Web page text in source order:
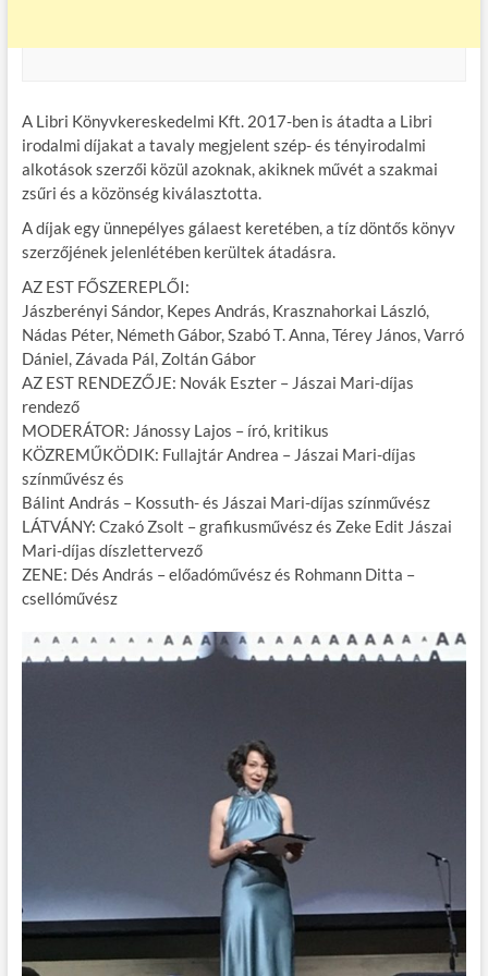
A Libri Könyvkereskedelmi Kft. 2017-ben is átadta a Libri
irodalmi díjakat a tavaly megjelent szép- és tényirodalmi
alkotások szerzői közül azoknak, akiknek művét a szakmai
zsűri és a közönség kiválasztotta.
A díjak egy ünnepélyes gálaest keretében, a tíz döntős könyv
szerzőjének jelenlétében kerültek átadásra.
AZ EST FŐSZEREPLŐI:
Jászberényi Sándor, Kepes András, Krasznahorkai László,
Nádas Péter, Németh Gábor, Szabó T. Anna, Térey János, Varró
Dániel, Závada Pál, Zoltán Gábor
AZ EST RENDEZŐJE: Novák Eszter – Jászai Mari-díjas
rendező
MODERÁTOR: Jánossy Lajos – író, kritikus
KÖZREMŰKÖDIK: Fullajtár Andrea – Jászai Mari-díjas
színművész és
Bálint András – Kossuth- és Jászai Mari-díjas színművész
LÁTVÁNY: Czakó Zsolt – grafikusművész és Zeke Edit Jászai
Mari-díjas díszlettervező
ZENE: Dés András – előadóművész és Rohmann Ditta –
csellóművész